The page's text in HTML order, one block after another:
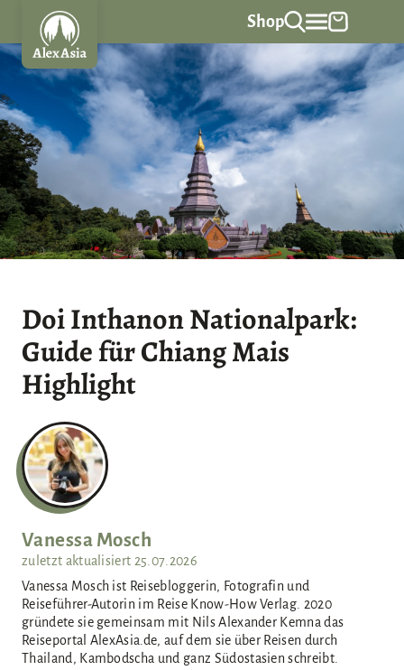
n
h
a
l
t
s
p
Shop
Doi Inthanon Nationalpark:
Guide für Chiang Mais
Highlight
Vanessa Mosch
zuletzt aktualisiert 25.07.2026
Vanessa Mosch ist Reisebloggerin, Fotografin und
Reiseführer-Autorin im Reise Know-How Verlag. 2020
gründete sie gemeinsam mit Nils Alexander Kemna das
Reiseportal AlexAsia.de, auf dem sie über Reisen durch
Thailand, Kambodscha und ganz Südostasien schreibt.